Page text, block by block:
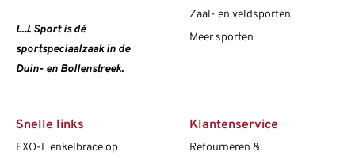
L.J. Sport is dé
sportspeciaalzaak in de
Duin- en Bollenstreek.
Zaal- en veldsporten
Meer sporten
Snelle links
EXO-L enkelbrace op
Klantenservice
Retourneren &